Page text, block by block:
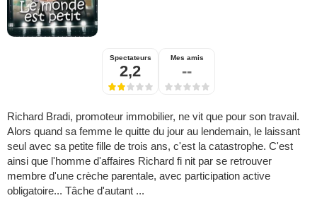
Spectateurs
2,2
Mes amis
--
Richard Bradi, promoteur immobilier, ne vit que pour son travail.
Alors quand sa femme le quitte du jour au lendemain, le laissant
seul avec sa petite fille de trois ans, c'est la catastrophe. C'est
ainsi que l'homme d'affaires Richard fi nit par se retrouver
membre d'une crèche parentale, avec participation active
obligatoire... Tâche d'autant ...